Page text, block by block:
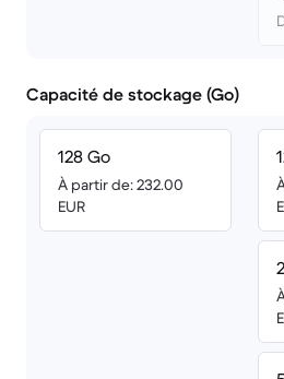
Capacité de stockage (Go)
128 Go
À partir de: 232.00
EUR